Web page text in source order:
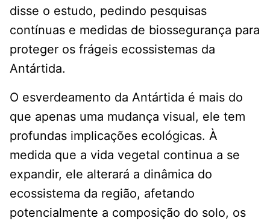
disse o estudo, pedindo pesquisas
contínuas e medidas de biossegurança para
proteger os frágeis ecossistemas da
Antártida.
O esverdeamento da Antártida é mais do
que apenas uma mudança visual, ele tem
profundas implicações ecológicas. À
medida que a vida vegetal continua a se
expandir, ele alterará a dinâmica do
ecossistema da região, afetando
potencialmente a composição do solo, os